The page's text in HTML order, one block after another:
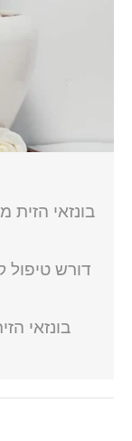
בונזאי
דורש
בונזאי